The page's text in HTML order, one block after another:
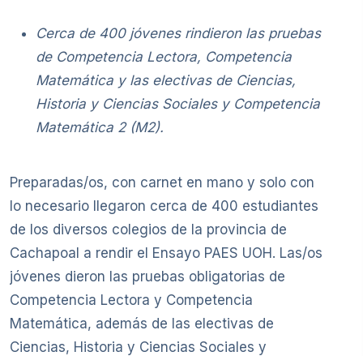
Cerca de 400 jóvenes rindieron las pruebas
de Competencia Lectora, Competencia
Matemática y las electivas de Ciencias,
Historia y Ciencias Sociales y Competencia
Matemática 2 (M2).
Preparadas/os, con carnet en mano y solo con
lo necesario llegaron cerca de 400 estudiantes
de los diversos colegios de la provincia de
Cachapoal a rendir el Ensayo PAES UOH. Las/os
jóvenes dieron las pruebas obligatorias de
Competencia Lectora y Competencia
Matemática, además de las electivas de
Ciencias, Historia y Ciencias Sociales y